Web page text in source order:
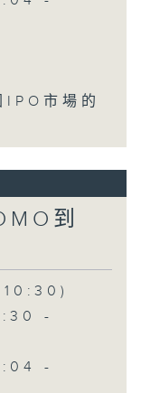
市場的
到
-
-